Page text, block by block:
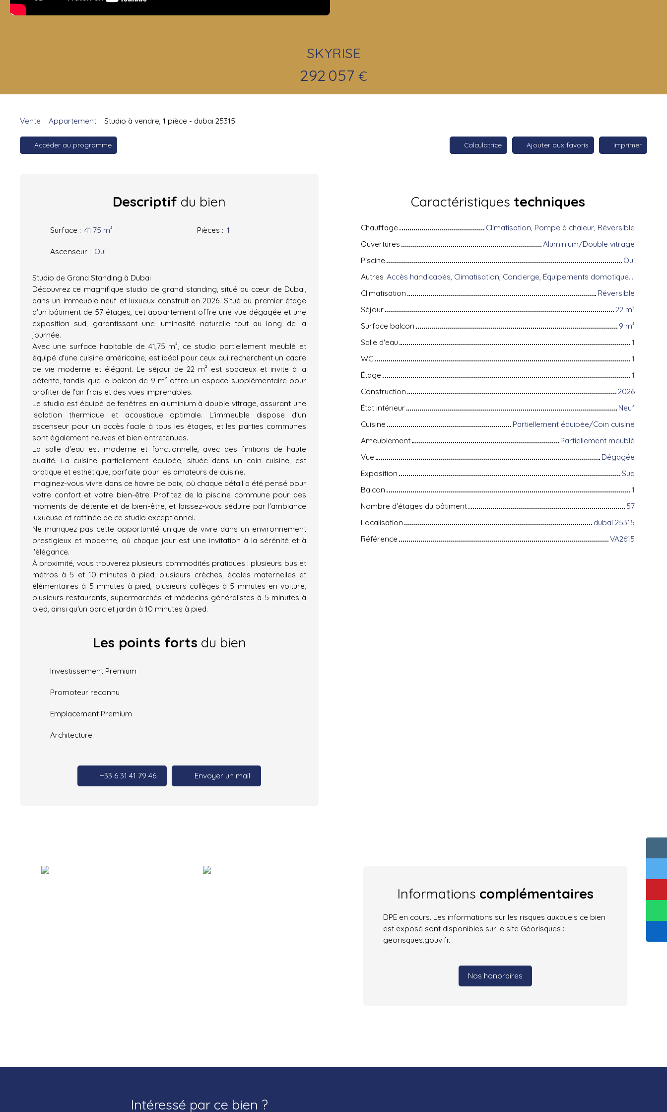
SKYRISE
292 057 €
Vente Appartement Studio à vendre, 1 pièce - dubai 25315
Accéder au programme Calculatrice Ajouter aux favoris Imprimer
Descriptif du bien
Surface : 41.75 m² Pièces : 1
Ascenseur : Oui
Studio de Grand Standing à Dubai
Découvrez ce magnifique studio de grand standing, situé au cœur de Dubai,
dans un immeuble neuf et luxueux construit en 2026. Situé au premier étage
d'un bâtiment de 57 étages, cet appartement offre une vue dégagée et une
exposition sud, garantissant une luminosité naturelle tout au long de la
journée.
Avec une surface habitable de 41,75 m², ce studio partiellement meublé et
équipé d'une cuisine américaine, est idéal pour ceux qui recherchent un cadre
de vie moderne et élégant. Le séjour de 22 m² est spacieux et invite à la
détente, tandis que le balcon de 9 m² offre un espace supplémentaire pour
profiter de l'air frais et des vues imprenables.
Le studio est équipé de fenêtres en aluminium à double vitrage, assurant une
isolation thermique et acoustique optimale. L'immeuble dispose d'un
ascenseur pour un accès facile à tous les étages, et les parties communes
sont également neuves et bien entretenues.
La salle d'eau est moderne et fonctionnelle, avec des finitions de haute
qualité. La cuisine partiellement équipée, située dans un coin cuisine, est
pratique et esthétique, parfaite pour les amateurs de cuisine.
Imaginez-vous vivre dans ce havre de paix, où chaque détail a été pensé pour
votre confort et votre bien-être. Profitez de la piscine commune pour des
moments de détente et de bien-être, et laissez-vous séduire par l'ambiance
luxueuse et raffinée de ce studio exceptionnel.
Ne manquez pas cette opportunité unique de vivre dans un environnement
prestigieux et moderne, où chaque jour est une invitation à la sérénité et à
l'élégance.
À proximité, vous trouverez plusieurs commodités pratiques : plusieurs bus et
métros à 5 et 10 minutes à pied, plusieurs crèches, écoles maternelles et
élémentaires à 5 minutes à pied, plusieurs collèges à 5 minutes en voiture,
plusieurs restaurants, supermarchés et médecins généralistes à 5 minutes à
pied, ainsi qu'un parc et jardin à 10 minutes à pied.
Les points forts du bien
Investissement Premium
Promoteur reconnu
Emplacement Premium
Architecture
+33 6 31 41 79 46 Envoyer un mail
Caractéristiques techniques
Chauffage
Climatisation, Pompe à chaleur, Réversible
Ouvertures
Aluminium/Double vitrage
Piscine
Oui
Autres
Accès handicapés, Climatisation, Concierge, Équipements domotiques, Fibre optique, Gardien, Interphone, Portail motorisé, Porte blindée, Système d'alarme, Visiophone
Climatisation
Réversible
Séjour
22 m²
Surface balcon
9 m²
Salle d'eau
1
WC
1
Étage
1
Construction
2026
État intérieur
Neuf
Cuisine
Partiellement équipée/Coin cuisine
Ameublement
Partiellement meublé
Vue
Dégagée
Exposition
Sud
Balcon
1
Nombre d'étages du bâtiment
57
Localisation
dubai 25315
Référence
VA2615
Informations complémentaires
DPE en cours. Les informations sur les risques auxquels ce bien
est exposé sont disponibles sur le site Géorisques :
georisques.gouv.fr.
Nos honoraires
Intéressé par ce bien ?